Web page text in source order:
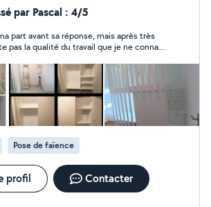
du détail, je mets tout en œuvre
projet au client, éviter les
obtenir votre satisfaction totale
les finitions ainsi que le prix
Ergo France amis 3f Je reste
par Pascal : 4/5
après très
ne connais
Pose de faïence
profil Contacter